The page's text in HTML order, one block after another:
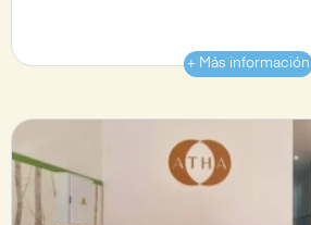
+ Más información